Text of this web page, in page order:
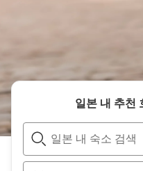
일본 내 추천
일본 내 숙소 검색